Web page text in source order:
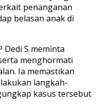
penanganan
belasan anak di
Dedi S meminta
menghormati
Ia memastikan
langkah-
kasus tersebut